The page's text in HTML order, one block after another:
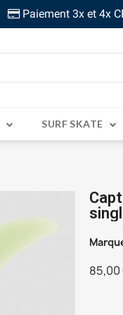
Paiement 3x et 4x
SURF SKATE
85,00